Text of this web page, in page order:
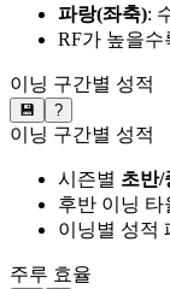
파랑(좌축):
RF가 높을수
이닝 구간별 성적
💾 ?
이닝 구간별 성적
시즌별 초반/
후반 이닝
이닝별 성적
주루 효율